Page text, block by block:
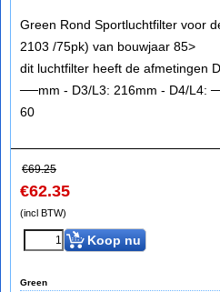
Green Rond Sportluchtfilter voor
2103 /75pk) van bouwjaar 85>
dit luchtfilter heeft de afmetingen
──mm - D3/L3: 216mm - D4/L4:
60
€69.25
€62.35
(incl BTW)
Koop nu
Green